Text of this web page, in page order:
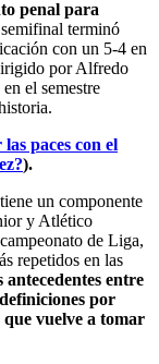
penal para
terminó
con un 5-4 en
por Alfredo
el semestre
paces con el
).
un componente
y Atlético
de Liga,
repetidos en las
antecedentes entre
por
vuelve a tomar